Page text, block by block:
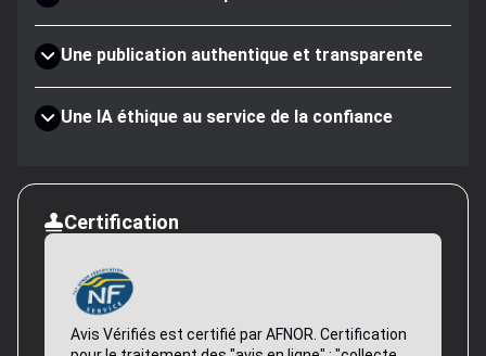
Une publication authentique et transparente
Une IA éthique au service de la confiance
Certification
Avis Vérifiés est certifié par AFNOR. Certification